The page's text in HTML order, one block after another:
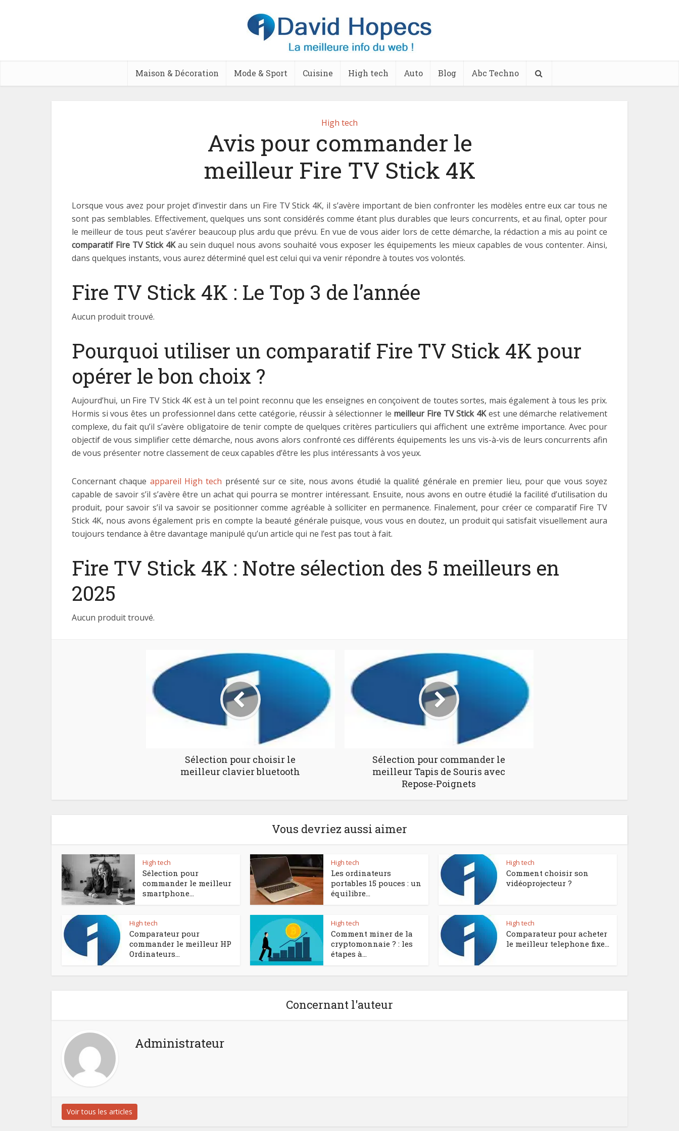
Maison & Décoration Mode & Sport Cuisine High tech Auto Blog Abc Techno
High tech
Avis pour commander le
meilleur Fire TV Stick 4K
Lorsque vous avez pour projet d’investir dans un Fire TV Stick 4K, il s’avère important de bien confronter les modèles entre eux car tous ne
sont pas semblables. Effectivement, quelques uns sont considérés comme étant plus durables que leurs concurrents, et au final, opter pour
le meilleur de tous peut s’avérer beaucoup plus ardu que prévu. En vue de vous aider lors de cette démarche, la rédaction a mis au point ce
comparatif Fire TV Stick 4Kau sein duquel nous avons souhaité vous exposer les équipements les mieux capables de vous contenter. Ainsi,
dans quelques instants, vous aurez déterminé quel est celui qui va venir répondre à toutes vos volontés.
Fire TV Stick 4K : Le Top 3 de l’année
Aucun produit trouvé.
Pourquoi utiliser un comparatif Fire TV Stick 4K pour
opérer le bon choix ?
Aujourd’hui, un Fire TV Stick 4K est à un tel point reconnu que les enseignes en conçoivent de toutes sortes, mais également à tous les prix.
Hormis si vous êtes un professionnel dans cette catégorie, réussir à sélectionner le meilleur Fire TV Stick 4Kest une démarche relativement
complexe, du fait qu’il s’avère obligatoire de tenir compte de quelques critères particuliers qui affichent une extrême importance. Avec pour
objectif de vous simplifier cette démarche, nous avons alors confronté ces différents équipements les uns vis-à-vis de leurs concurrents afin
de vous présenter notre classement de ceux capables d’être les plus intéressants à vos yeux.
Concernant chaque appareil High tech présenté sur ce site, nous avons étudié la qualité générale en premier lieu, pour que vous soyez
capable de savoir s’il s’avère être un achat qui pourra se montrer intéressant. Ensuite, nous avons en outre étudié la facilité d’utilisation du
produit, pour savoir s’il va savoir se positionner comme agréable à solliciter en permanence. Finalement, pour créer ce comparatif Fire TV
Stick 4K, nous avons également pris en compte la beauté générale puisque, vous vous en doutez, un produit qui satisfait visuellement aura
toujours tendance à être davantage manipulé qu’un article qui ne l’est pas tout à fait.
Fire TV Stick 4K : Notre sélection des 5 meilleurs en
2025
Aucun produit trouvé.
Sélection pour choisir le
meilleur clavier bluetooth
Sélection pour commander le
meilleur Tapis de Souris avec
Repose-Poignets
Vous devriez aussi aimer
High tech
Sélection pour
commander le meilleur
smartphone...
High tech
Les ordinateurs
portables 15 pouces : un
équilibre...
High tech
Comment choisir son
vidéoprojecteur ?
High tech
Comparateur pour
commander le meilleur HP
Ordinateurs...
High tech
Comment miner de la
cryptomonnaie ? : les
étapes à...
High tech
Comparateur pour acheter
le meilleur telephone fixe...
Concernant l'auteur
Administrateur
Voir tous les articles